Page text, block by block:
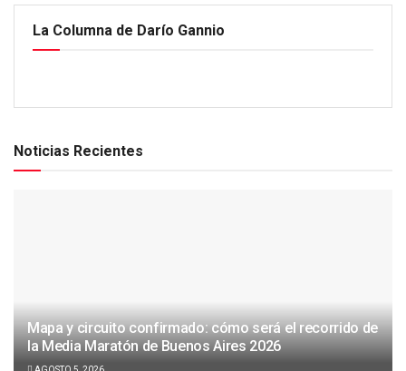
La Columna de Darío Gannio
Noticias Recientes
Mapa y circuito confirmado: cómo será el recorrido de
la Media Maratón de Buenos Aires 2026